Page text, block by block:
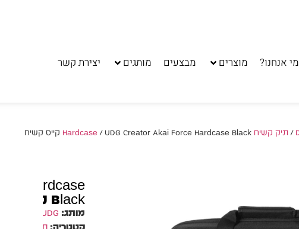
מי אנחנו? מוצרים מבצעים מותגים יצירת קשר
/ תיק קשיח Hardcase/ UDG Creator Akai Force Hardcase Black קייס קשיח
Hardcase
Black קייס קשיח
מותג: UDG